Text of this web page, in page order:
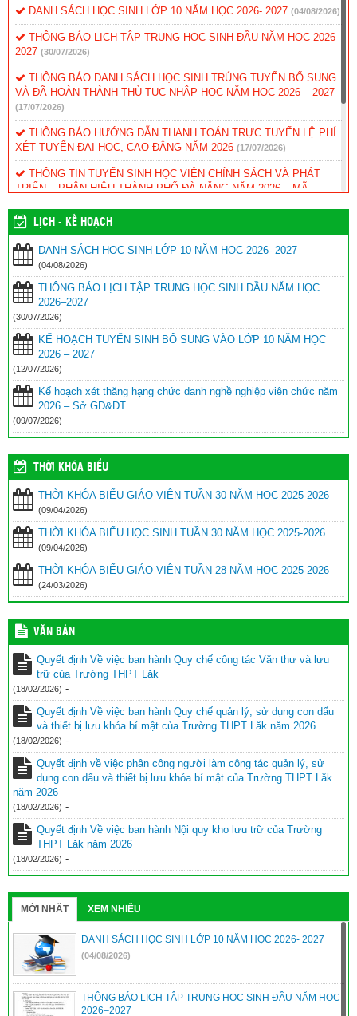
DANH SÁCH HỌC SINH LỚP 10 NĂM HỌC 2026- 2027 (04/08/2026)
THÔNG BÁO LỊCH TẬP TRUNG HỌC SINH ĐẦU NĂM HỌC 2026–
2027 (30/07/2026)
THÔNG BÁO DANH SÁCH HỌC SINH TRÚNG TUYỂN BỔ SUNG
VÀ ĐÃ HOÀN THÀNH THỦ TỤC NHẬP HỌC NĂM HỌC 2026 – 2027
(17/07/2026)
THÔNG BÁO HƯỚNG DẪN THANH TOÁN TRỰC TUYẾN LỆ PHÍ
XÉT TUYỂN ĐẠI HỌC, CAO ĐẲNG NĂM 2026 (17/07/2026)
THÔNG TIN TUYỂN SINH HỌC VIỆN CHÍNH SÁCH VÀ PHÁT
TRIỂN – PHÂN HIỆU THÀNH PHỐ ĐÀ NẴNG NĂM 2026 – MÃ
KẾ HOẠCH TUYỂN SINH BỔ SUNG VÀO LỚP 10 NĂM HỌC 2026
– 2027
(12/07/2026)
Kế hoạch xét thăng hạng chức danh nghề nghiệp viên chức năm
2026 – Sở GD&ĐT
(09/07/2026)
10 NĂM HỌC 2026–2027
LỊCH - KẾ HOẠCH
DANH SÁCH HỌC SINH LỚP 10 NĂM HỌC 2026- 2027
(04/08/2026)
THÔNG BÁO LỊCH TẬP TRUNG HỌC SINH ĐẦU NĂM HỌC
2026–2027
(30/07/2026)
KẾ HOẠCH TUYỂN SINH BỔ SUNG VÀO LỚP 10 NĂM HỌC
2026 – 2027
(12/07/2026)
Kế hoạch xét thăng hạng chức danh nghề nghiệp viên chức năm
2026 – Sở GD&ĐT
(09/07/2026)
THỜI KHÓA BIỂU
THỜI KHÓA BIỂU GIÁO VIÊN TUẦN 30 NĂM HỌC 2025-2026
(09/04/2026)
THỜI KHÓA BIỂU HỌC SINH TUẦN 30 NĂM HỌC 2025-2026
(09/04/2026)
THỜI KHÓA BIỂU GIÁO VIÊN TUẦN 28 NĂM HỌC 2025-2026
(24/03/2026)
VĂN BẢN
Quyết định Về việc ban hành Quy chế công tác Văn thư và lưu
trữ của Trường THPT Lăk
(18/02/2026) -
Quyết định Về việc ban hành Quy chế quản lý, sử dụng con dấu
và thiết bị lưu khóa bí mật của Trường THPT Lăk năm 2026
(18/02/2026) -
Quyết định về việc phân công người làm công tác quản lý, sử
dụng con dấu và thiết bị lưu khóa bí mật của Trường THPT Lăk
năm 2026
(18/02/2026) -
Quyết định Về việc ban hành Nội quy kho lưu trữ của Trường
THPT Lăk năm 2026
(18/02/2026) -
MỚI NHẤT XEM NHIỀU
DANH SÁCH HỌC SINH LỚP 10 NĂM HỌC 2026- 2027
(04/08/2026)
THÔNG BÁO LỊCH TẬP TRUNG HỌC SINH ĐẦU NĂM HỌC
2026–2027